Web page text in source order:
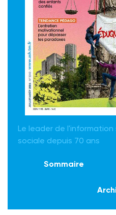
Le leader de
sociale depuis 70 ans
Sommaire